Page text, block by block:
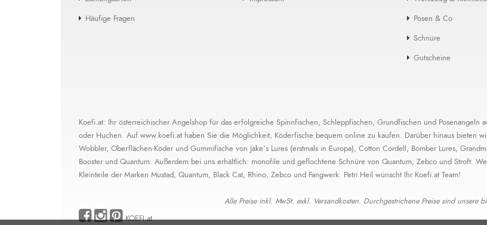
Häufige Fragen Posen & Co
Schnüre
Gutscheine
Koefi.at: Ihr österreichischer Angelshop für das erfolgreiche Spinnfischen, Schleppfischen, Grundfischen und Posenangeln
oder Huchen. Auf www.koefi.at haben Sie die Möglichkeit, Köderfische bequem online zu kaufen. Darüber hinaus bieten
Wobbler, Oberflächen-Köder und Gummifische von Jake’s Lures (erstmals in Europa), Cotton Cordell, Bomber Lures,
Booster und Quantum. Außerdem bei uns erhältlich: monofile und geflochtene Schnüre von Quantum, Zebco und Stroft.
Kleinteile der Marken Mustad, Quantum, Black Cat, Rhino, Zebco und Fangwerk. Petri Heil wünscht Ihr Koefi.at Team!
Alle Preise inkl. MwSt. exkl. Versandkosten. Durchgestrichene Preise sind unsere
KOEFI.at